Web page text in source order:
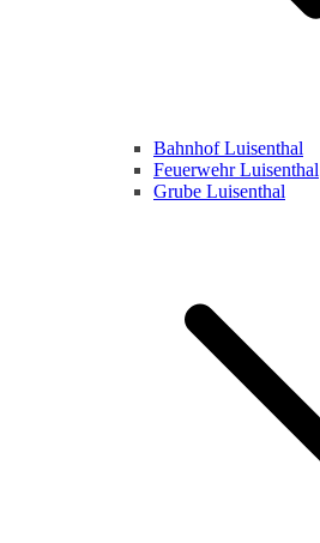
Bahnhof Luisenthal
Feuerwehr Luisenthal
Grube Luisenthal